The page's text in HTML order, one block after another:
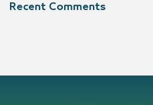
Recent Comments